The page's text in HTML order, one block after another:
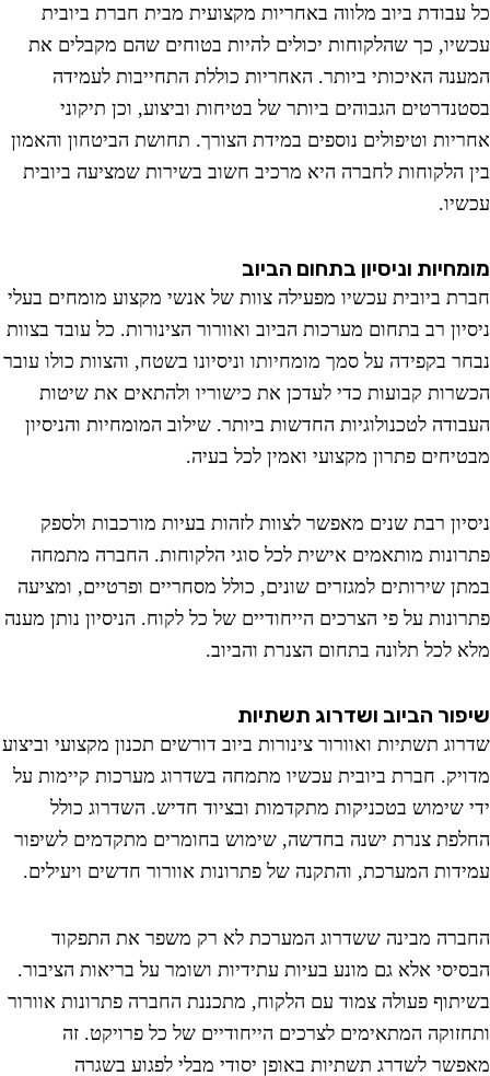
ביוב מלווה באחריות מקצועית מבית חברת ביובית
כך שהלקוחות יכולים להיות בטוחים שהם מקבלים את
האיכותי ביותר. האחריות כוללת התחייבות לעמידה
הגבוהים ביותר של בטיחות וביצוע, וכן תיקוני
וטיפולים נוספים במידת הצורך. תחושת הביטחון והאמון
הלקוחות לחברה היא מרכיב חשוב בשירות שמציעה ביובית
וניסיון בתחום הביוב
ביובית עכשיו מפעילה צוות של אנשי מקצוע מומחים בעלי
רב בתחום מערכות הביוב ואוורור הצינורות. כל עובד בצוות
בקפידה על סמך מומחיותו וניסיונו בשטח, והצוות כולו עובר
קבועות כדי לעדכן את כישוריו ולהתאים את שיטות
לטכנולוגיות החדשות ביותר. שילוב המומחיות והניסיון
פתרון מקצועי ואמין לכל בעיה.
רבת שנים מאפשר לצוות לזהות בעיות מורכבות ולספק
מותאמים אישית לכל סוגי הלקוחות. החברה מתמחה
שירותים למגזרים שונים, כולל מסחריים ופרטיים, ומציעה
על פי הצרכים הייחודיים של כל לקוח. הניסיון נותן מענה
לכל תלונה בתחום הצנרת והביוב.
הביוב ושדרוג תשתיות
תשתיות ואוורור צינורות ביוב דורשים תכנון מקצועי וביצוע
חברת ביובית עכשיו מתמחה בשדרוג מערכות קיימות על
שימוש בטכניקות מתקדמות ובציוד חדיש. השדרוג כולל
צנרת ישנה בחדשה, שימוש בחומרים מתקדמים לשיפור
המערכת, והתקנה של פתרונות אוורור חדשים ויעילים.
מבינה ששדרוג המערכת לא רק משפר את התפקוד
אלא גם מונע בעיות עתידיות ושומר על בריאות הציבור.
פעולה צמוד עם הלקוח, מתכננת החברה פתרונות אוורור
המתאימים לצרכים הייחודיים של כל פרויקט. זה
לשדרג תשתיות באופן יסודי מבלי לפגוע בשגרה